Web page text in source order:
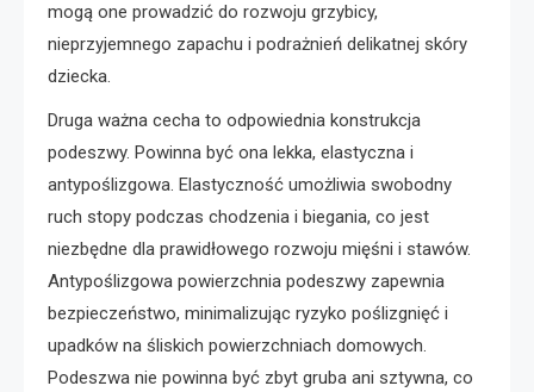
mogą one prowadzić do rozwoju grzybicy,
nieprzyjemnego zapachu i podrażnień delikatnej skóry
dziecka.
Druga ważna cecha to odpowiednia konstrukcja
podeszwy. Powinna być ona lekka, elastyczna i
antypoślizgowa. Elastyczność umożliwia swobodny
ruch stopy podczas chodzenia i biegania, co jest
niezbędne dla prawidłowego rozwoju mięśni i stawów.
Antypoślizgowa powierzchnia podeszwy zapewnia
bezpieczeństwo, minimalizując ryzyko poślizgnięć i
upadków na śliskich powierzchniach domowych.
Podeszwa nie powinna być zbyt gruba ani sztywna, co